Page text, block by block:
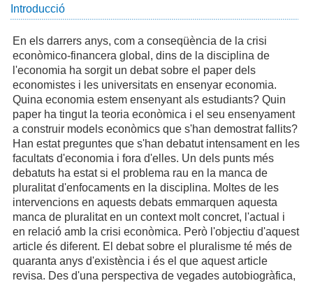
Introducció
En els darrers anys, com a conseqüència de la crisi
econòmico-financera global, dins de la disciplina de
l'economia ha sorgit un debat sobre el paper dels
economistes i les universitats en ensenyar economia.
Quina economia estem ensenyant als estudiants? Quin
paper ha tingut la teoria econòmica i el seu ensenyament
a construir models econòmics que s'han demostrat fallits?
Han estat preguntes que s'han debatut intensament en les
facultats d'economia i fora d'elles. Un dels punts més
debatuts ha estat si el problema rau en la manca de
pluralitat d'enfocaments en la disciplina. Moltes de les
intervencions en aquests debats emmarquen aquesta
manca de pluralitat en un context molt concret, l'actual i
en relació amb la crisi econòmica. Però l'objectiu d'aquest
article és diferent. El debat sobre el pluralisme té més de
quaranta anys d'existència i és el que aquest article
revisa. Des d'una perspectiva de vegades autobiogràfica,